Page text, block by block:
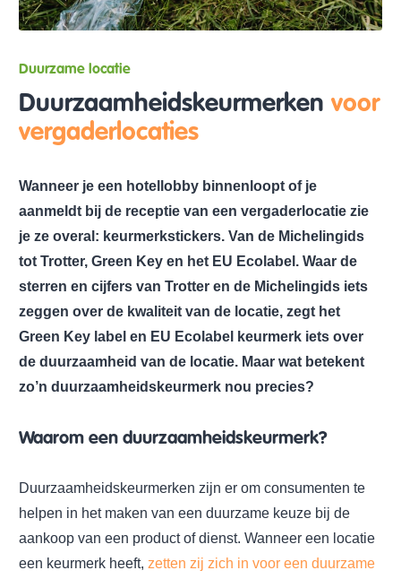
Duurzame locatie
Duurzaamheidskeurmerken voor
vergaderlocaties
Wanneer je een hotellobby binnenloopt of je
aanmeldt bij de receptie van een vergaderlocatie zie
je ze overal: keurmerkstickers. Van de Michelingids
tot Trotter, Green Key en het EU Ecolabel. Waar de
sterren en cijfers van Trotter en de Michelingids iets
zeggen over de kwaliteit van de locatie, zegt het
Green Key label en EU Ecolabel keurmerk iets over
de duurzaamheid van de locatie. Maar wat betekent
zo’n duurzaamheidskeurmerk nou precies?
Waarom een duurzaamheidskeurmerk?
Duurzaamheidskeurmerken zijn er om consumenten te
helpen in het maken van een duurzame keuze bij de
aankoop van een product of dienst. Wanneer een locatie
een keurmerk heeft, zetten zij zich in voor een duurzame